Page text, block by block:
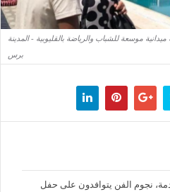
موسعة للشباب والرياضة بالقليوبية - المدينة
برس
نجوم الفن يتوافدون على حفل